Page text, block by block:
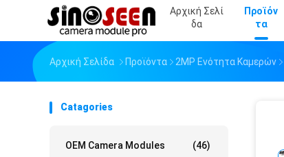
Αρχική Σελί
Δα
Προϊόν
Τα
Αρχική Σελίδα Προϊόντα 2MP Ενότητα Καμερών
Catagories
OEM Camera Modules (46)